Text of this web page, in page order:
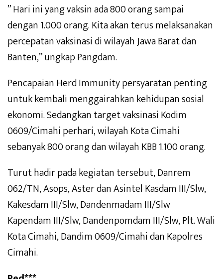
” Hari ini yang vaksin ada 800 orang sampai
dengan 1.000 orang. Kita akan terus melaksanakan
percepatan vaksinasi di wilayah Jawa Barat dan
Banten,” ungkap Pangdam.
Pencapaian Herd Immunity persyaratan penting
untuk kembali menggairahkan kehidupan sosial
ekonomi. Sedangkan target vaksinasi Kodim
0609/Cimahi perhari, wilayah Kota Cimahi
sebanyak 800 orang dan wilayah KBB 1.100 orang.
Turut hadir pada kegiatan tersebut, Danrem
062/TN, Asops, Aster dan Asintel Kasdam III/Slw,
Kakesdam III/Slw, Dandenmadam III/Slw
Kapendam III/Slw, Dandenpomdam III/Slw, Plt. Wali
Kota Cimahi, Dandim 0609/Cimahi dan Kapolres
Cimahi.